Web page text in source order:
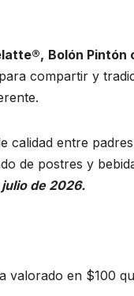
Bolón Pintón
compartir y
calidad entre
de postres y
julio de 2026.
valorado en $100